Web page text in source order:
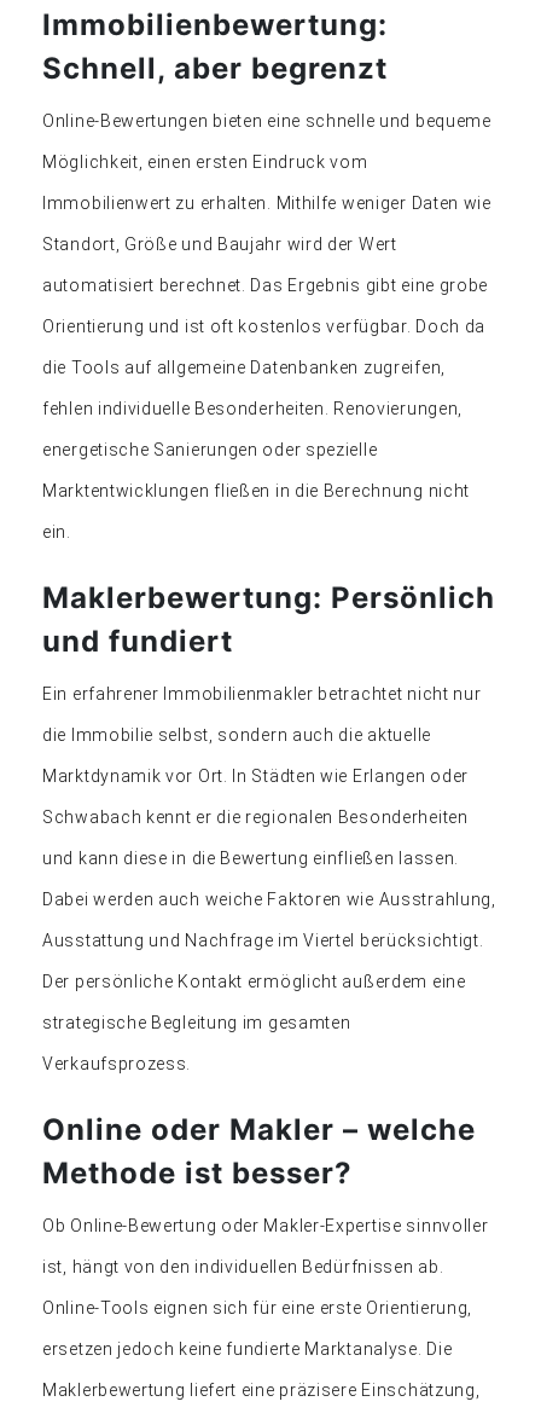
Immobilienbewertung:
Schnell, aber begrenzt
Online-Bewertungen bieten eine schnelle und bequeme
Möglichkeit, einen ersten Eindruck vom
Immobilienwert zu erhalten. Mithilfe weniger Daten wie
Standort, Größe und Baujahr wird der Wert
automatisiert berechnet. Das Ergebnis gibt eine grobe
Orientierung und ist oft kostenlos verfügbar. Doch da
die Tools auf allgemeine Datenbanken zugreifen,
fehlen individuelle Besonderheiten. Renovierungen,
energetische Sanierungen oder spezielle
Marktentwicklungen fließen in die Berechnung nicht
ein.
Maklerbewertung: Persönlich
und fundiert
Ein erfahrener Immobilienmakler betrachtet nicht nur
die Immobilie selbst, sondern auch die aktuelle
Marktdynamik vor Ort. In Städten wie Erlangen oder
Schwabach kennt er die regionalen Besonderheiten
und kann diese in die Bewertung einfließen lassen.
Dabei werden auch weiche Faktoren wie Ausstrahlung,
Ausstattung und Nachfrage im Viertel berücksichtigt.
Der persönliche Kontakt ermöglicht außerdem eine
strategische Begleitung im gesamten
Verkaufsprozess.
Online oder Makler – welche
Methode ist besser?
Ob Online-Bewertung oder Makler-Expertise sinnvoller
ist, hängt von den individuellen Bedürfnissen ab.
Online-Tools eignen sich für eine erste Orientierung,
ersetzen jedoch keine fundierte Marktanalyse. Die
Maklerbewertung liefert eine präzisere Einschätzung,